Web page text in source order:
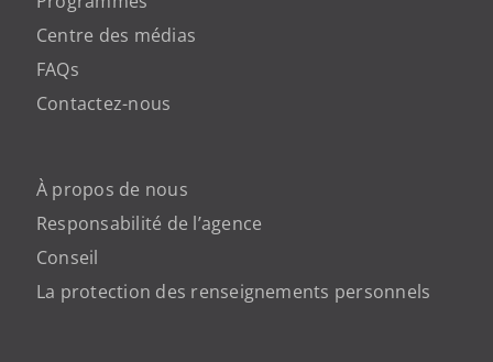
Centre des médias
FAQs
Contactez-nous
À propos de nous
Responsabilité de l’agence
Conseil
La protection des renseignements personnels